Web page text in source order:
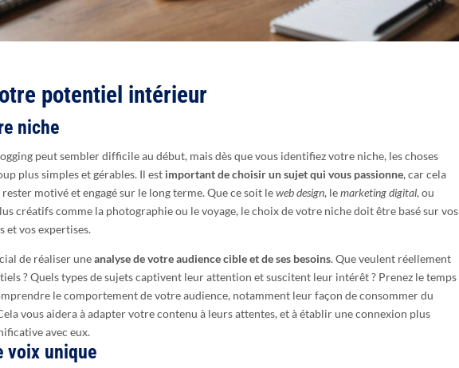
potentiel intérieur
niche
peut sembler difficile au début, mais dès que vous identifiez votre niche, les choses
plus simples et gérables. Il est important de choisir un sujet qui vous passionne, car cela
motivé et engagé sur le long terme. Que ce soit leweb design, lemarketing digital, ou
créatifs comme la photographie ou le voyage, le choix de votre niche doit être basé sur vos
et vos expertises.
de réaliser uneanalyse de votre audience cible et de ses besoins. Que veulent réellement
? Quels types de sujets captivent leur attention et suscitent leur intérêt ? Prenez le temps
le comportement de votre audience, notamment leur façon de consommer du
vous aidera à adapter votre contenu à leurs attentes, et à établir une connexion plus
avec eux.
voix unique